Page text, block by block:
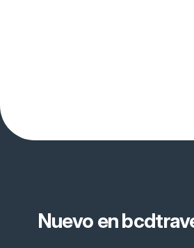
Nuevo en